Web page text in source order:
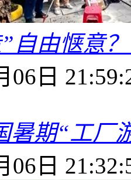
自由惬意
06日
暑期“工厂
06日